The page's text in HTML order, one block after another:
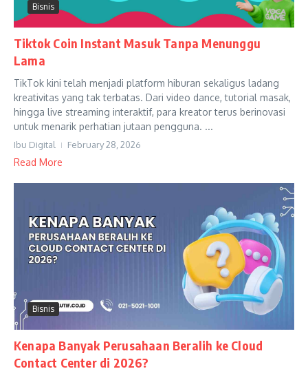
Bisnis
Tiktok Coin Instant Masuk Tanpa Menunggu
Lama
TikTok kini telah menjadi platform hiburan sekaligus ladang
kreativitas yang tak terbatas. Dari video dance, tutorial masak,
hingga live streaming interaktif, para kreator terus berinovasi
untuk menarik perhatian jutaan pengguna. ...
Ibu Digital February 28, 2026
Read More
Bisnis
Kenapa Banyak Perusahaan Beralih ke Cloud
Contact Center di 2026?